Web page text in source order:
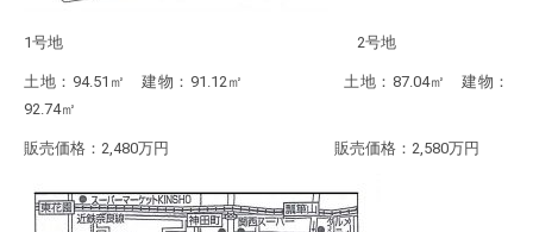
1号地 2号地
土地：94.51㎡ 建物：91.12㎡ 土地：87.04㎡ 建物：
92.74㎡
販売価格：2,480万円 販売価格：2,580万円